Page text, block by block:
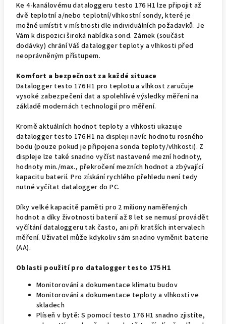
Ke 4-kanálovému dataloggeru testo 176 H1 lze připojit až
dvě teplotní a/nebo teplotní/vlhkostní sondy, které je
možné umístit v místnosti dle individuálních požadavků. Je
Vám k dispozici široká nabídka sond. Zámek (součást
dodávky) chrání Váš datalogger teploty a vlhkosti před
neoprávněným přístupem.
Komfort a bezpečnost za každé situace
Datalogger testo 176 H1 pro teplotu a vlhkost zaručuje
vysoké zabezpečení dat a spolehlivé výsledky měření na
základě modernách technologií pro měření.
Kromě aktuálních hodnot teploty a vlhkosti ukazuje
datalogger testo 176 H1 na displeji navíc hodnotu rosného
bodu (pouze pokud je připojena sonda teploty/vlhkosti). Z
displeje lze také snadno vyčíst nastavené mezní hodnoty,
hodnoty min./max., překročení mezních hodnot a zbývající
kapacitu baterií. Pro získání rychlého přehledu není tedy
nutné vyčítat datalogger do PC.
Díky velké kapacitě paměti pro 2 miliony naměřených
hodnot a díky životnosti baterií až 8 let se nemusí provádět
vyčítání dataloggeru tak často, ani při kratších intervalech
měření. Uživatel může kdykoliv sám snadno vyměnit baterie
(AA).
Oblasti použití pro datalogger testo 175 H1
Monitorování a dokumentace klimatu budov
Monitorování a dokumentace teploty a vlhkosti ve
skladech
Plíseň v bytě: S pomocí testo 176 H1 snadno zjistíte,